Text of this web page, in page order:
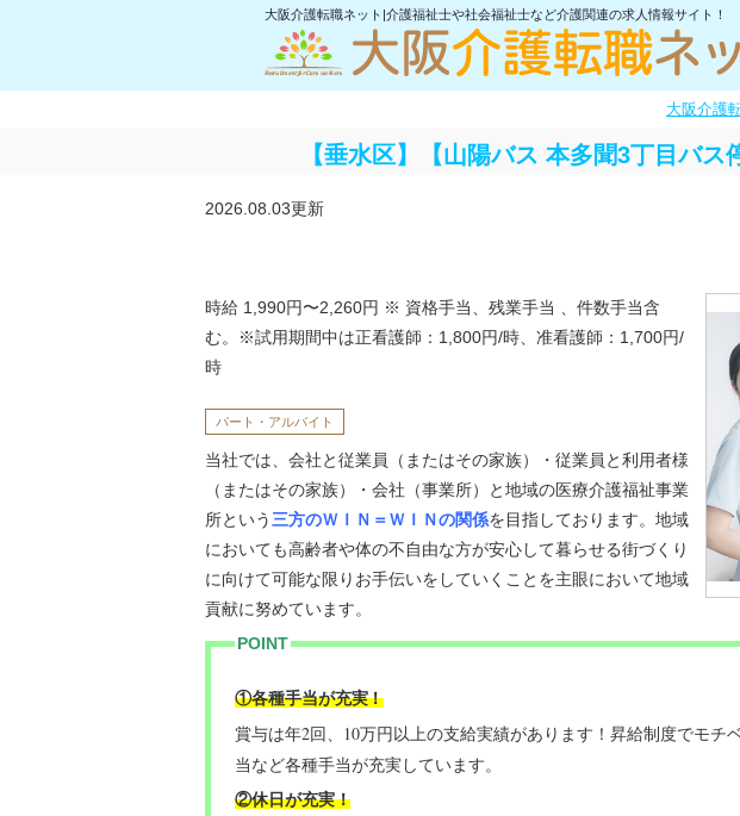
大阪介護転職ネット|介護福祉士や社会福祉士など介護関連の求人情報サイト！
大阪介護
【垂水区】【山陽バス 本多聞3丁目バ
2026.08.03更新
時給 1,990円〜2,260円 ※ 資格手当、残業手当 、件数手当含
む。※試用期間中は正看護師：1,800円/時、准看護師：1,700円/
時
パート・アルバイト
当社では、会社と従業員（またはその家族）・従業員と利用者様
（またはその家族）・会社（事業所）と地域の医療介護福祉事業
所という 三方のＷＩＮ＝ＷＩＮの関係を目指しております。地域
においても高齢者や体の不自由な方が安心して暮らせる街づくり
に向けて可能な限りお手伝いをしていくことを主眼において地域
貢献に努めています。
POINT
①各種手当が充実！
賞与は年2回、10万円以上の支給実績があります！昇給制度でモ
当など各種手当が充実しています。
②休日が充実！